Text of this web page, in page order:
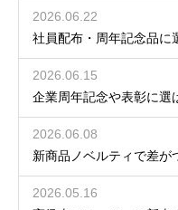
2026.06.22
2026.06.15
企業周年記念や表彰に選
2026.06.08
新商品ノベルティで差が
2026.05.16